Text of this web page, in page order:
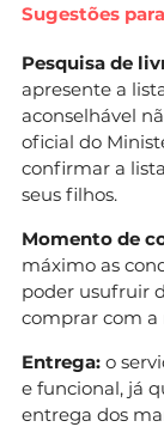
Sugestões
Pesquisa de
apresente a
aconselhável
oficial do
confirmar a
seus filhos.
Momento de
máximo as
poder usufruir
comprar com a
Entrega: o
e funcional, já
entrega dos